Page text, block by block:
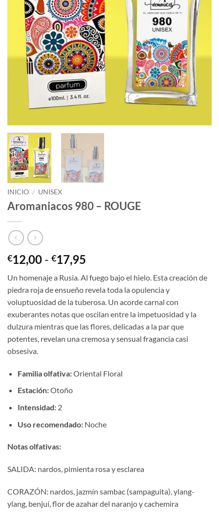
INICIO / UNISEX
Aromaniacos 980 – ROUGE
€12,00 - €17,95
precios:
desde
€12,00
hasta
€17,95
Un homenaje a Rusia. Al fuego bajo el hielo. Esta creación de
piedra roja de ensueño revela toda la opulencia y
voluptuosidad de la tuberosa. Un acorde carnal con
exuberantes notas que oscilan entre la impetuosidad y la
dulzura mientras que las flores, delicadas a la par que
potentes, revelan una cremosa y sensual fragancia casi
obsesiva.
Familia olfativa:Oriental Floral
Estación:Otoño
Intensidad:2
Uso recomendado:Noche
Notas olfativas:
SALIDA: nardos, pimienta rosa y esclarea
CORAZÓN: nardos, jazmín sambac (sampaguita), ylang-
ylang, benjuí, flor de azahar del naranjo y cachemira